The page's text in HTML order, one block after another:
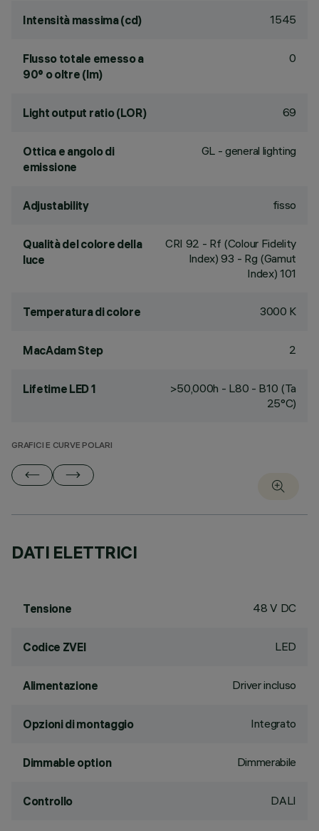
Intensità massima (cd) 1545
Flusso totale emesso a
90° o oltre (lm)
0
Light output ratio (LOR) 69
Ottica e angolo di
emissione
GL - general lighting
Adjustability fisso
Qualità del colore della
luce
CRI 92 - Rf (Colour Fidelity
Index) 93 - Rg (Gamut
Index) 101
Temperatura di colore 3000 K
MacAdam Step 2
Lifetime LED 1
>50,000h - L80 - B10 (Ta
25°C)
GRAFICI E CURVE POLARI
DATI ELETTRICI
Tensione 48 V DC
Codice ZVEI LED
Alimentazione Driver incluso
Opzioni di montaggio Integrato
Dimmable option Dimmerabile
Controllo DALI